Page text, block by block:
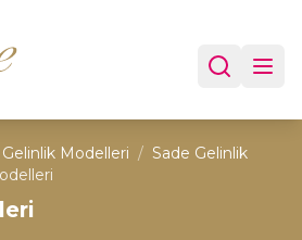
Gelinlik Modelleri / Sade Gelinlik